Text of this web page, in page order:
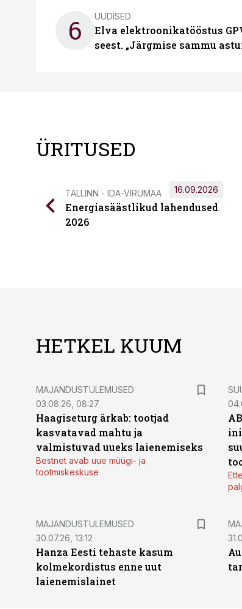
6 UUDISED
Elva elektroonikatööstus
seest. „Järgmise sammu
ÜRITUSED
TALLINN - IDA-VIRUMAA
Energiasäästlikud lahendused
2026
16.09.2026
HETKEL KUUM
MAJANDUSTULEMUSED
03.08.26, 08:27
Haagiseturg ärkab: tootjad
kasvatavad mahtu ja
valmistuvad uueks laienemiseks
Bestnet avab uue müügi- ja
tootmiskeskuse
MAJANDUSTULEMUSED
30.07.26, 13:12
Hanza Eesti tehaste kasum
kolmekordistus enne uut
laienemislainet